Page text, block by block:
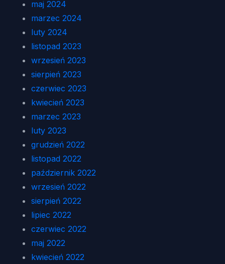
maj 2024
marzec 2024
luty 2024
listopad 2023
wrzesień 2023
sierpień 2023
czerwiec 2023
kwiecień 2023
marzec 2023
luty 2023
grudzień 2022
listopad 2022
październik 2022
wrzesień 2022
sierpień 2022
lipiec 2022
czerwiec 2022
maj 2022
kwiecień 2022